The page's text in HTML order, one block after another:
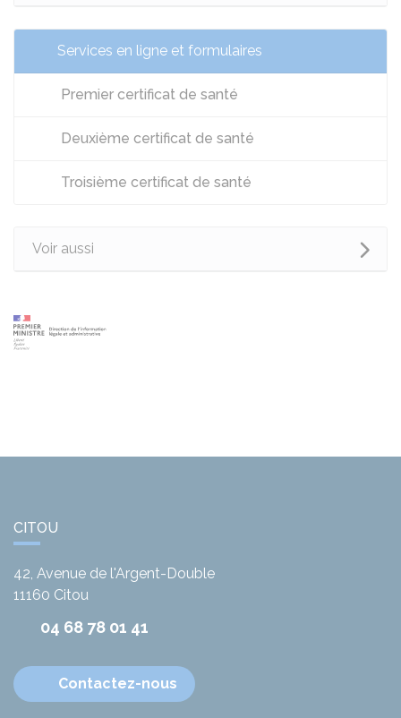
Services en ligne et formulaires
Premier certificat de santé
Deuxième certificat de santé
Troisième certificat de santé
Voir aussi
CITOU
42, Avenue de l'Argent-Double
11160 Citou
04 68 78 01 41
Contactez-nous